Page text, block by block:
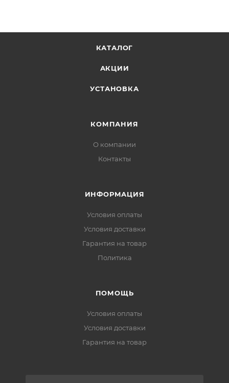
КАТАЛОГ
АКЦИИ
УСТАНОВКА
КОМПАНИЯ
О компании
Контакты
ИНФОРМАЦИЯ
Условия оплаты
Условия доставки
Гарантия на товар
Политика
ПОМОЩЬ
Условия оплаты
Условия доставки
Гарантия на товар